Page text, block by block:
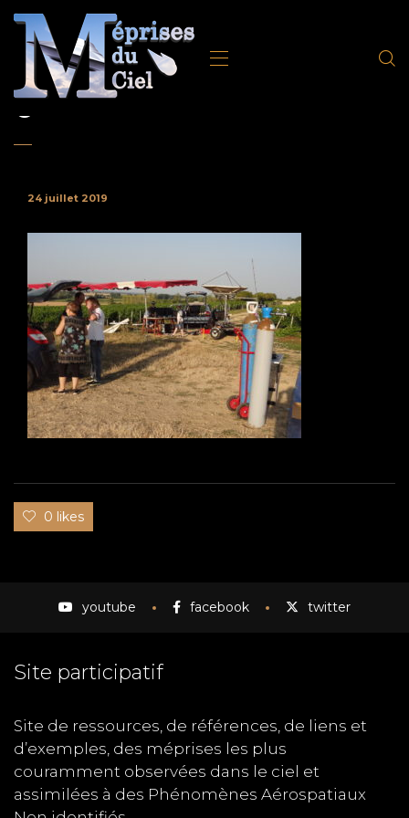
0
24 juillet 2019
0 likes
youtube facebook twitter
Site participatif
Site de ressources, de références, de liens et
d’exemples, des méprises les plus
couramment observées dans le ciel et
assimilées à des Phénomènes Aérospatiaux